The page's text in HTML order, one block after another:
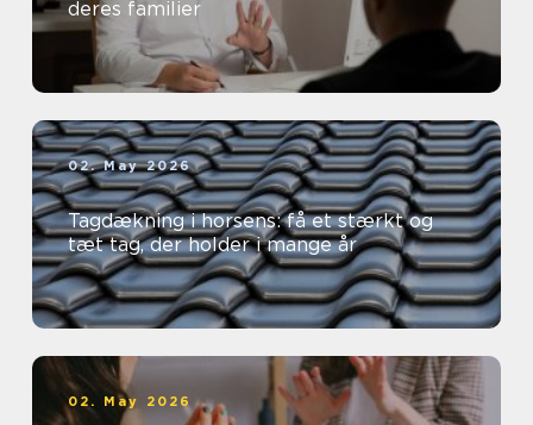
deres familier
02. May 2026
Tagdækning i horsens: få et stærkt og
tæt tag, der holder i mange år
02. May 2026